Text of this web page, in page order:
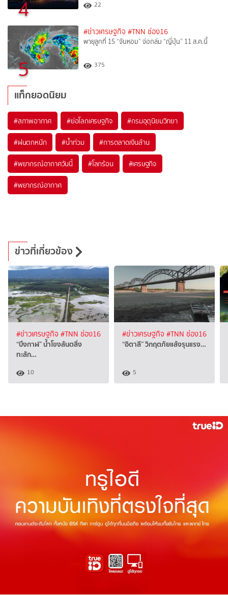
4 22
5
#ข่าวเศรษฐกิจ #TNN ช่อง16
พายุลูกที่ 15 “จันหอม” จ่อถล่ม “ญี่ปุ่น” 11 ส.ค.นี้
375
แท็กยอดนิยม
#สภาพอากาศ #ย่อโลกเศรษฐกิจ #กรมอุตุนิยมวิทยา
#ฝนตกหนัก #น้ำท่วม #การตลาดเงินล้าน
#พยากรณ์อากาศวันนี้ #โลกร้อน #เศรษฐกิจ
#พยากรณ์อากาศ
ข่าวที่เกี่ยวข้อง
#ข่าวเศรษฐกิจ #TNN ช่อง16
“บึงกาฬ” น้ำโขงล้นตลิ่ง
ทะลัก…
10
#ข่าวเศรษฐกิจ #TNN ช่อง16
“อิตาลี” วิกฤตภัยแล้งรุนแรง…
5